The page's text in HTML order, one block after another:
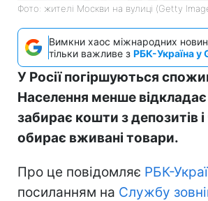
Фото: жителі Москви на вулиці (Getty
Вимкни хаос міжнародних
тільки важливе з РБК-Україна у
У Росії погіршуються
Населення менше
забирає кошти з депозитів
обирає вживані товари.
Про це повідомляє РБК-
посиланням на Службу